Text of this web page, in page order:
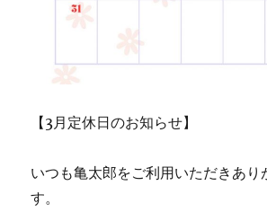
【3月定休日のお知らせ】
いつも亀太郎をご利用いただきあり
す。